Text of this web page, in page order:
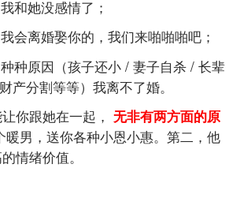
和她没感情了；
会离婚娶你的，我们来啪啪啪吧；
种原因（孩子还小 / 妻子自杀 / 长辈
财产分割等等）我离不了婚。
你跟她在一起， 无非有两方面的原
暖男，送你各种小恩小惠。第二，他
情绪价值。